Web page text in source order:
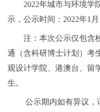
2022年城市与环境学
示，公示时间： 2022年1 月
注：本次公示仅包含
通（含科研博士计划）考
观设计学院、港澳台、留
生。
公示期内如有异议，